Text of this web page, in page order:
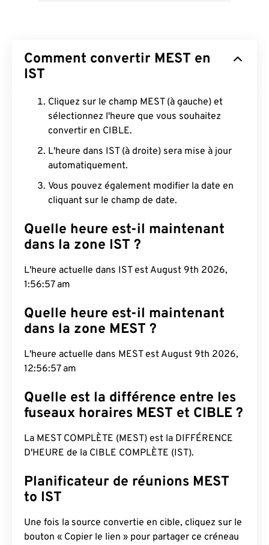
Comment convertir MEST en
IST
Cliquez sur le champ MEST (à gauche) et
sélectionnez l'heure que vous souhaitez
convertir en CIBLE.
L'heure dans IST (à droite) sera mise à jour
automatiquement.
Vous pouvez également modifier la date en
cliquant sur le champ de date.
Quelle heure est-il maintenant
dans la zone IST ?
L'heure actuelle dans IST est August 9th 2026,
1:56:58 am
Quelle heure est-il maintenant
dans la zone MEST ?
L'heure actuelle dans MEST est August 9th 2026,
12:56:58 am
Quelle est la différence entre les
fuseaux horaires MEST et CIBLE ?
La MEST COMPLÈTE (MEST) est la DIFFÉRENCE
D'HEURE de la CIBLE COMPLÈTE (IST).
Planificateur de réunions MEST
to IST
Une fois la source convertie en cible, cliquez sur le
bouton « Copier le lien » pour partager ce créneau